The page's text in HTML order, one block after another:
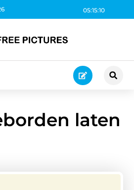
05:15:11
laten